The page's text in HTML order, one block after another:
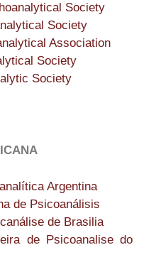
Society
Society
Association
Society
Society
Argentina
de Psicoanálisis
de Brasilia
de Psicoanalise do